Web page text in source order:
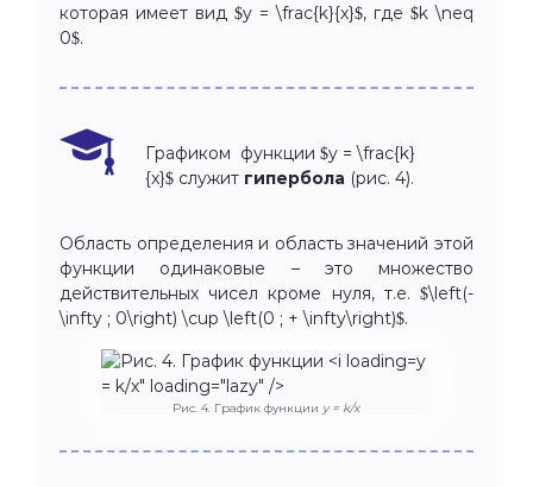
которая имеет вид $y = \frac{k}{x}$, где $k \neq
0$.
Графиком функции $y = \frac{k}
{x}$ служит гипербола (рис. 4).
Область определения и область значений этой
функции одинаковые – это множество
действительных чисел кроме нуля, т.е. $\left(-
\infty ; 0\right) \cup \left(0 ; + \infty\right)$.
y
= k/x" loading="lazy" />
Рис. 4. График функции y = k/x